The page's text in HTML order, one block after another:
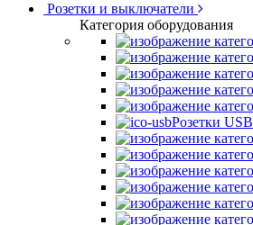
Розетки и выключатели
Категория оборудования
Розетки USB